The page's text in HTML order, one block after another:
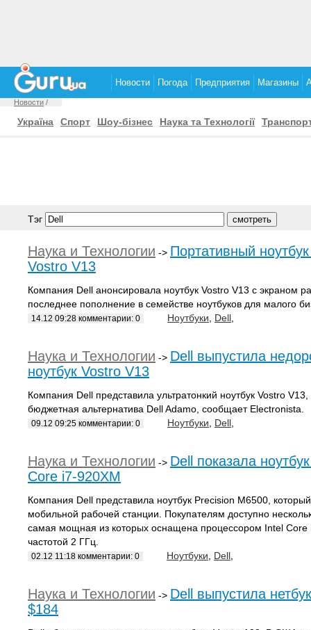
Новости Погода Предприятия Магазины
Новости /
Україна Спорт Шоу-бізнес Наука та Технології
Тэг
Наука и Технологии -> Портативный
Vostro V13
Компания Dell анонсировала ноутбук Vostro V13 с экраном
последнее пополнение в семействе ноутбуков для малого
14.12 09:28 комментарии: 0 Ноутбуки Dell
Наука и Технологии -> Dell выпустила
ноутбук Vostro V13
Компания Dell представила ультратонкий ноутбук Vostro
бюджетная альтернатива Dell Adamo, сообщает Electronista.
09.12 09:25 комментарии: 0 Ноутбуки Dell
Наука и Технологии -> Dell показала
Core i7-920XM
Компания Dell представила ноутбук Precision M6500,
мобильной рабочей станции. Покупателям доступно
самая мощная из которых оснащена процессором Intel Core
частотой 2 ГГц.
02.12 11:18 комментарии: 0 Ноутбуки Dell
Наука и Технологии -> Dell выпустила
$184